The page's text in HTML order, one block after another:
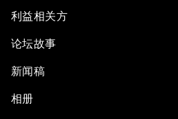
利益相关方
论坛故事
新闻稿
相册